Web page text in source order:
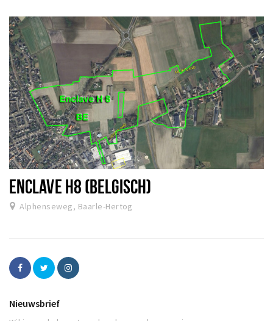
ENCLAVE H8 (BELGISCH)
Alphenseweg, Baarle-Hertog
Nieuwsbrief